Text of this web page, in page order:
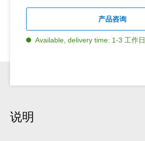
产品咨询
Available, delivery time: 1-3 工作日
说明